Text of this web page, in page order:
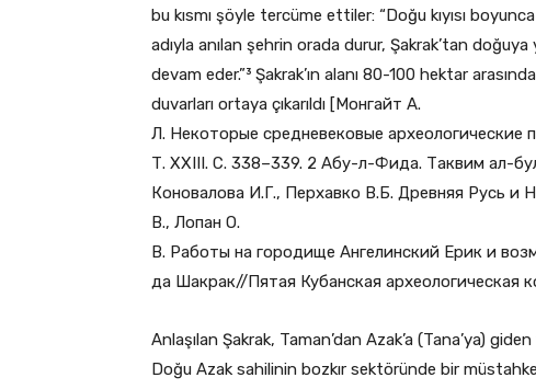
bu kısmı şöyle tercüme ettiler: “Doğu kıyısı
adıyla anılan şehrin orada durur, Şakrak’tan
devam eder.”³ Şakrak’ın alanı 80-100 hektar
duvarları ortaya çıkarıldı [Монгайт А.
Л. Некоторые средневековые археологические
Т. XXIII. С. 338–339. 2 Абу-л-Фида. Таквим ал-
Коновалова И.Г., Перхавко В.Б. Древняя Русь и
В., Лопан О.
В. Работы на городище Ангелинский Ерик и
да Шакрак//Пятая Кубанская археологическая
Anlaşılan Şakrak, Taman’dan Azak’a (Tana’ya)
Doğu Azak sahilinin bozkır sektöründe bir